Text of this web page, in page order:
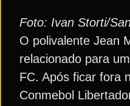
Foto: Ivan Storti/
O polivalente Jean
relacionado para
FC. Após ficar fora
Conmebol